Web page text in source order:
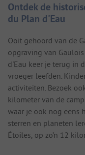
Ontdek de
du Plan d'Eau
Ooit gehoord van de
opgraving van
d'Eau keer je terug in
vroeger leefden.
activiteiten. Bezoek
kilometer van de
waar je ook nog eens
sterren en planeten
Étoiles, op zo’n 12